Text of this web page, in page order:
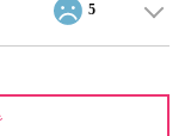
5